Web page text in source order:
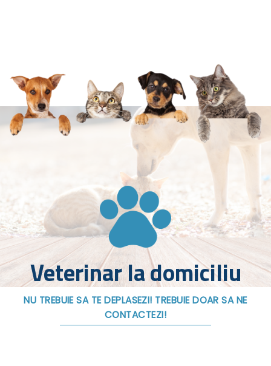
Veterinar la domiciliu
NU TREBUIE SA TE DEPLASEZI! TREBUIE DOAR SA NE
CONTACTEZI!